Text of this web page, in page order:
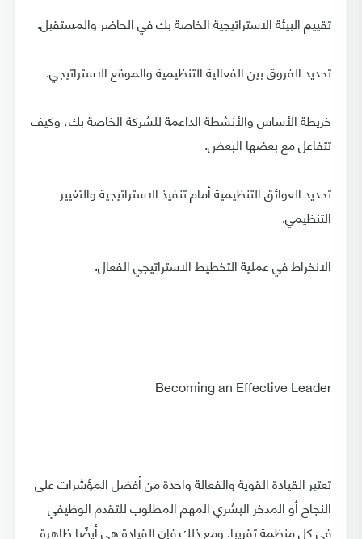
تقييم البيئة الاستراتيجية الخاصة بك في الحاضر والمستقبل.
تحديد الفروق بين الفعالية التنظيمية والموقع الاستراتيجي.
خريطة الأساس والأنشطة الداعمة للشركة الخاصة بك، وكيف
تتفاعل مع بعضها البعض.
تحديد العوائق التنظيمية أمام تنفيذ الاستراتيجية والتغيير
التنظيمي.
الانخراط في عملية التخطيط الاستراتيجي الفعال.
Becoming an Effective Leader
تعتبر القيادة القوية والفعالة واحدة من أفضل المؤشرات على
النجاح أو المدخر البشري المهم المطلوب للتقدم الوظيفي
في كل منظمة تقريبا. ومع ذلك فإن القيادة هي أيضًا ظاهرة